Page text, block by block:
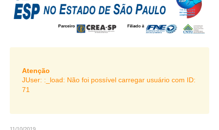
PALAVRA DO PRESIDENTE
DIRETORIA
LIVRO GESTÃO 2026-2029
SUBSEDES SINDICAIS
ORGANOGRAMA
Atenção
JUser: :_load: Não foi possível carregar usuário com ID:
71